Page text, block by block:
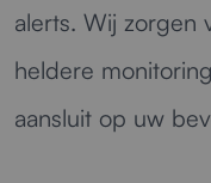
alerts. Wij zorgen
heldere
aansluit op uw